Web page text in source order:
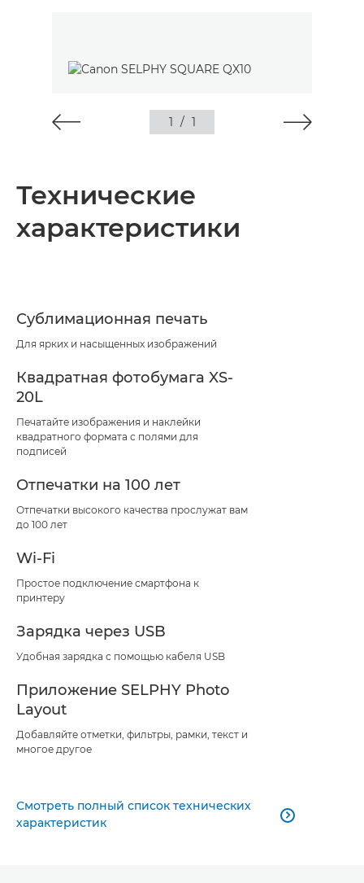
1 / 1
Технические
характеристики
Сублимационная печать
Для ярких и насыщенных изображений
Квадратная фотобумага XS-
20L
Печатайте изображения и наклейки
квадратного формата с полями для
подписей
Отпечатки на 100 лет
Отпечатки высокого качества прослужат вам
до 100 лет
Wi-Fi
Простое подключение смартфона к
принтеру
Зарядка через USB
Удобная зарядка с помощью кабеля USB
Приложение SELPHY Photo
Layout
Добавляйте отметки, фильтры, рамки, текст и
многое другое
Смотреть полный список технических
характеристик
